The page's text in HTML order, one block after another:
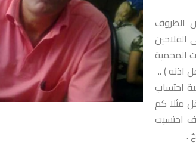
الظروف
الفلاحين
المحمية
اذنه ) ..
احتساب
مثلا كم
احتسبت
.